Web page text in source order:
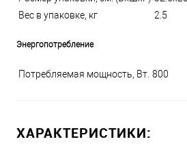
Вес в упаковке, кг
2.5
Энергопотребление
Потребляемая мощность, Вт. 800
ХАРАКТЕРИСТИКИ: